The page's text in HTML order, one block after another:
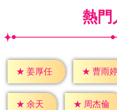
熱門
★ 姜厚任 ★ 曹雨
★ 余天 ★ 周杰倫